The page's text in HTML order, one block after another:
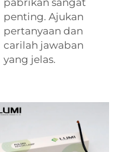
penting. Ajukan
pertanyaan dan
carilah jawaban
yang jelas.